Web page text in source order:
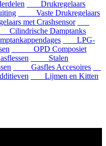
Drukregelaars
Vaste Drukregelaars
met Crashsensor
Damptanks
LPG-
OPD Composiet
Stalen
Gasfles Accesoires
Lijmen en Kitten